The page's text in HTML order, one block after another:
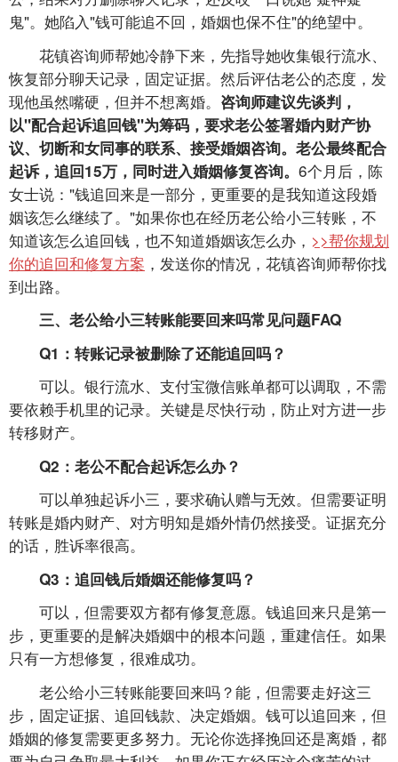
鬼"。她陷入"钱可能追不回，婚姻也保不住"的绝望中。
花镇咨询师帮她冷静下来，先指导她收集银行流水、
恢复部分聊天记录，固定证据。然后评估老公的态度，发
现他虽然嘴硬，但并不想离婚。 咨询师建议先谈判，
以"配合起诉追回钱"为筹码，要求老公签署婚内财产协
议、切断和女同事的联系、接受婚姻咨询。老公最终配合
起诉，追回15万，同时进入婚姻修复咨询。 6个月后，陈
女士说："钱追回来是一部分，更重要的是我知道这段婚
姻该怎么继续了。"如果你也在经历老公给小三转账，不
知道该怎么追回钱，也不知道婚姻该怎么办， >>帮你规划
你的追回和修复方案 ，发送你的情况，花镇咨询师帮你找
到出路。
三、老公给小三转账能要回来吗常见问题FAQ
Q1：转账记录被删除了还能追回吗？
可以。银行流水、支付宝微信账单都可以调取，不需
要依赖手机里的记录。关键是尽快行动，防止对方进一步
转移财产。
Q2：老公不配合起诉怎么办？
可以单独起诉小三，要求确认赠与无效。但需要证明
转账是婚内财产、对方明知是婚外情仍然接受。证据充分
的话，胜诉率很高。
Q3：追回钱后婚姻还能修复吗？
可以，但需要双方都有修复意愿。钱追回来只是第一
步，更重要的是解决婚姻中的根本问题，重建信任。如果
只有一方想修复，很难成功。
老公给小三转账能要回来吗？能，但需要走好这三
步，固定证据、追回钱款、决定婚姻。钱可以追回来，但
婚姻的修复需要更多努力。无论你选择挽回还是离婚，都